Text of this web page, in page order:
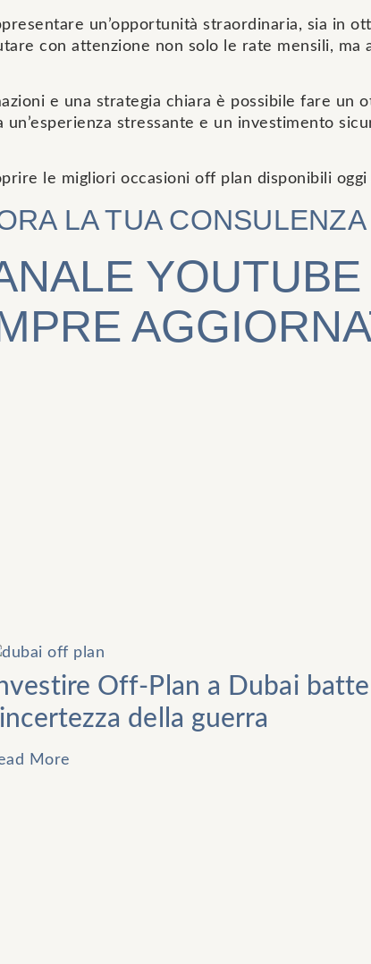
un’opportunità straordinaria, sia in
con attenzione non solo le rate mensili,
e una strategia chiara è possibile fare un
stressante e un investimento
le migliori occasioni off plan disponibili oggi
LA TUA
Off-Plan a Dubai batte
della guerra
More